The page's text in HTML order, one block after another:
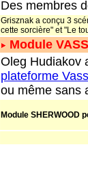
Des membres
Grisznak a conçu 3
cette sorcière" et "Le
Module
Oleg Hudiakov
plateforme
ou même sans
Module SHERWOOD